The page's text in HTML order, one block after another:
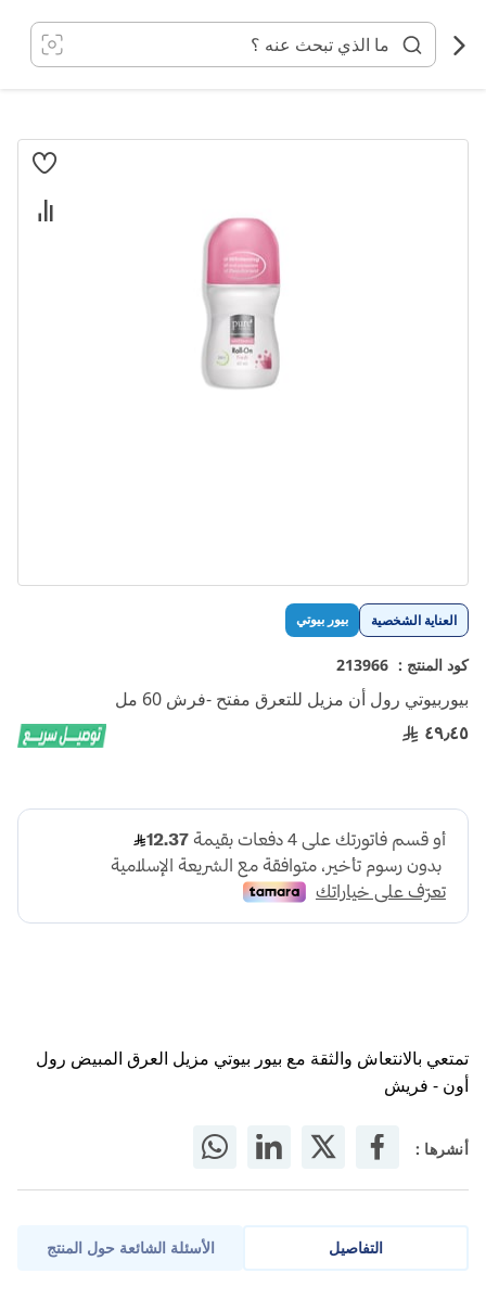
المحتوى
العناية الشخصية بيور بيوتي
كود المنتج : 213966
بيوربيوتي رول أن مزيل للتعرق مفتح -فرش 60 مل
٤٩٫٤٥
تمتعي بالانتعاش والثقة مع بيور بيوتي مزيل العرق المبيض رول
أون - فريش
أنشرها :
انتقل
تخطي
إلى
بداية
معرض
الصور
التفاصيل الأسئلة الشائعة حول المنتج